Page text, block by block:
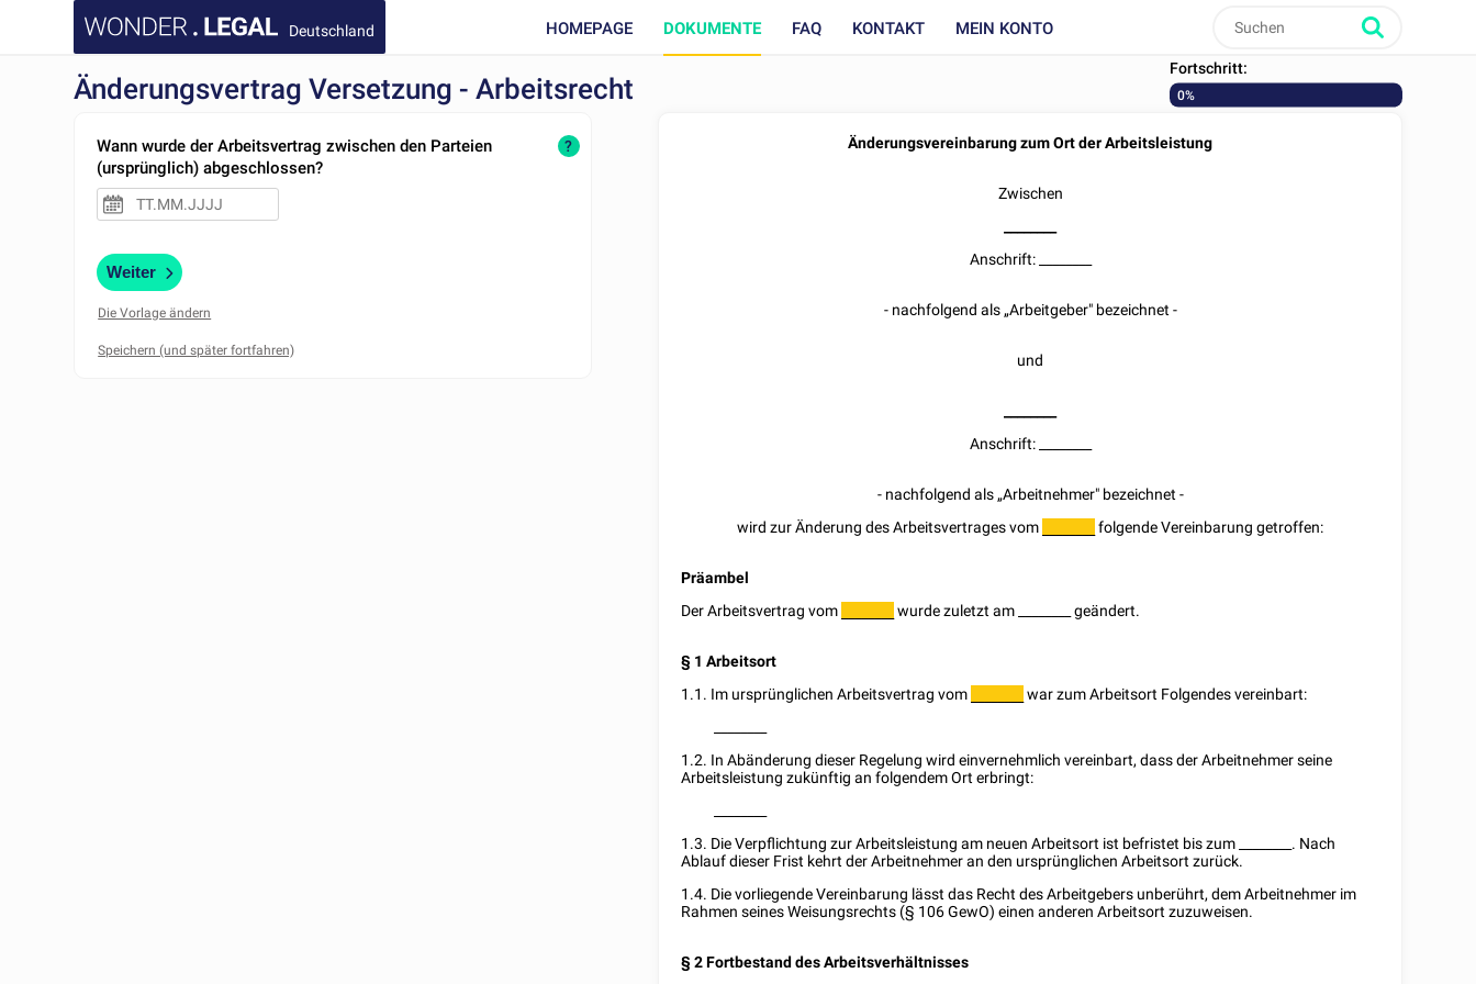
Deutschland HOMEPAGE DOKUMENTE FAQ KONTAKT MEIN KONTO
Änderungsvertrag Versetzung - Arbeitsrecht
Fortschritt:
0%
Wann wurde der Arbeitsvertrag zwischen den Parteien
(ursprünglich) abgeschlossen?
?
Weiter
Die Vorlage ändern
Änderungsvereinbarung zum Ort der Arbeitsleistung
Zwischen
Anschrift:
- nachfolgend als „Arbeitgeber" bezeichnet -
und
Anschrift:
- nachfolgend als „Arbeitnehmer" bezeichnet -
wird zur Änderung des Arbeitsvertrages vom
folgende Vereinbarung getroffen:
Präambel
Der Arbeitsvertrag vom
wurde zuletzt am geändert.
§ 1 Arbeitsort
1.1. Im ursprünglichen Arbeitsvertrag vom
war zum Arbeitsort Folgendes vereinbart:
1.2. In Abänderung dieser Regelung wird einvernehmlich vereinbart, dass der Arbeitnehmer seine
Arbeitsleistung zukünftig an folgendem Ort erbringt:
1.3. Die Verpflichtung zur Arbeitsleistung am neuen Arbeitsort ist befristet bis zum
. Nach
Ablauf dieser Frist kehrt der Arbeitnehmer an den ursprünglichen Arbeitsort zurück.
1.4. Die vorliegende Vereinbarung lässt das Recht des Arbeitgebers unberührt, dem Arbeitnehmer im
Rahmen seines Weisungsrechts (§ 106 GewO) einen anderen Arbeitsort zuzuweisen.
§ 2 Fortbestand des Arbeitsverhältnisses